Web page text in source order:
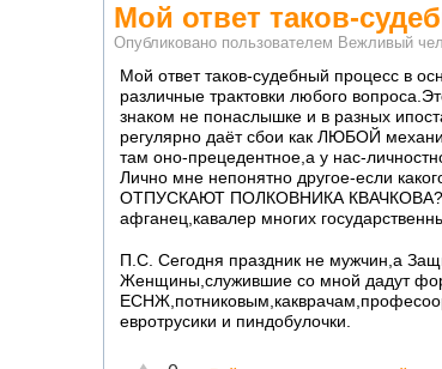
Мой ответ таков-
Опубликовано пользователем Вежливый
Мой ответ таков-судебный процесс в
различные трактовки любого
знаком не понаслышке и в разных
регулярно даёт сбои как ЛЮБОЙ
там оно-прецедентное,а у нас-
Лично мне непонятно другое-если
ОТПУСКАЮТ ПОЛКОВНИКА КВАЧКОВА?
афганец,кавалер многих
П.С. Сегодня праздник не мужчин,а
Женщины,служившие со мной дадут
евротрусики и пиндобулочки.